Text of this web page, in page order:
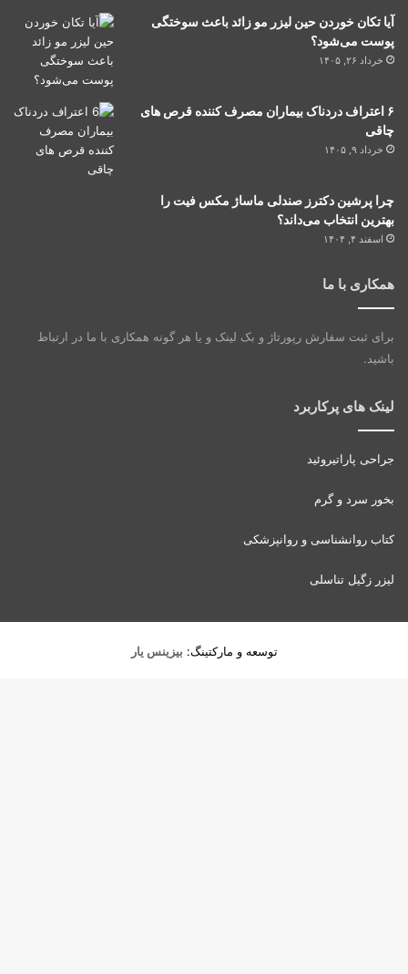
آیا تکان خوردن حین لیزر مو زائد باعث سوختگی
پوست می‌شود؟
خرداد ۲۶, ۱۴۰۵
۶ اعتراف دردناک بیماران مصرف کننده قرص های
چاقی
خرداد ۹, ۱۴۰۵
چرا پرشین دکترز صندلی ماساژ مکس فیت را
بهترین انتخاب می‌داند؟
اسفند ۴, ۱۴۰۴
همکاری با ما
برای ثبت سفارش رپورتاژ و بک لینک و یا هر گونه همکاری با ما در ارتباط
باشید.
لینک های پرکاربرد
جراحی پاراتیروئید
بخور سرد و گرم
کتاب روانشناسی و روانپزشکی
لیزر زگیل تناسلی
توسعه و مارکتینگ: بیزینس یار